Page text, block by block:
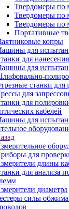
Твердомеры по
Твердомеры по
Твердомеры по
Портативные
копры
для
для
для
станки для
для
для
кабелей
для
для
длины
для анализа
диаметра
силы